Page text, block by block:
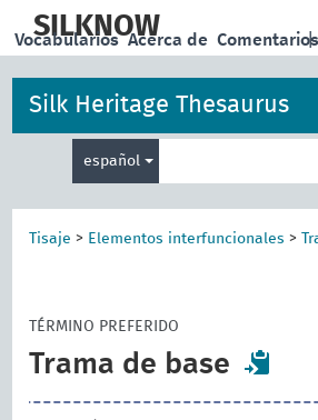
main
SILKNOW |
Vocabularios Acerca de Comentarios
Silk Heritage Thesaurus
español
Tisaje > Elementos interfuncionales >
TÉRMINO PREFERIDO
Trama de base